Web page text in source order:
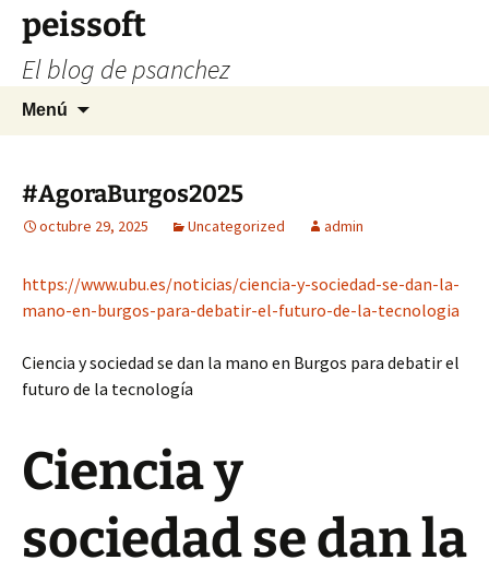
Saltar
contenido
peissoft
El blog de psanchez
Menú
#AgoraBurgos2025
octubre 29, 2025 Uncategorized admin
https://www.ubu.es/noticias/ciencia-y-sociedad-se-dan-la-
mano-en-burgos-para-debatir-el-futuro-de-la-tecnologia
Ciencia y sociedad se dan la mano en Burgos para debatir el
futuro de la tecnología
Ciencia y
sociedad se dan la